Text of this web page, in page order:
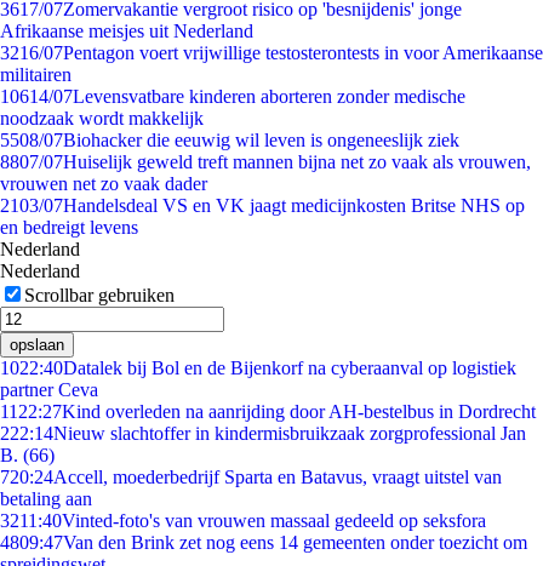
3617/07Zomervakantie vergroot risico op 'besnijdenis' jonge
Afrikaanse meisjes uit Nederland
3216/07Pentagon voert vrijwillige testosterontests in voor Amerikaanse
militairen
10614/07Levensvatbare kinderen aborteren zonder medische
noodzaak wordt makkelijk
5508/07Biohacker die eeuwig wil leven is ongeneeslijk ziek
8807/07Huiselijk geweld treft mannen bijna net zo vaak als vrouwen,
vrouwen net zo vaak dader
2103/07Handelsdeal VS en VK jaagt medicijnkosten Britse NHS op
en bedreigt levens
Nederland
Nederland
Scrollbar gebruiken
opslaan
1022:40Datalek bij Bol en de Bijenkorf na cyberaanval op logistiek
partner Ceva
11 22:27Kind overleden na aanrijding door AH-bestelbus in Dordrecht
222:14Nieuw slachtoffer in kindermisbruikzaak zorgprofessional Jan
B. (66)
720:24Accell, moederbedrijf Sparta en Batavus, vraagt uitstel van
betaling aan
3211:40Vinted-foto's van vrouwen massaal gedeeld op seksfora
4809:47Van den Brink zet nog eens 14 gemeenten onder toezicht om